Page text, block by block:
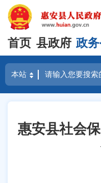
首页 县政府 政
惠安县社会